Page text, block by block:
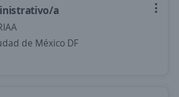
a
de México DF